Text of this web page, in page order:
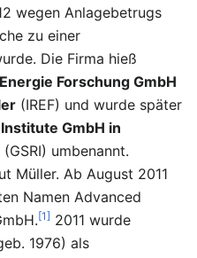
wegen Anlagebetrugs
zu einer
Die Firma hieß
Forschung GmbH
(IREF) und wurde später
GmbH in
(GSRI) umbenannt.
Müller. Ab August 2011
Namen Advanced
[1] 2011 wurde
1976) als